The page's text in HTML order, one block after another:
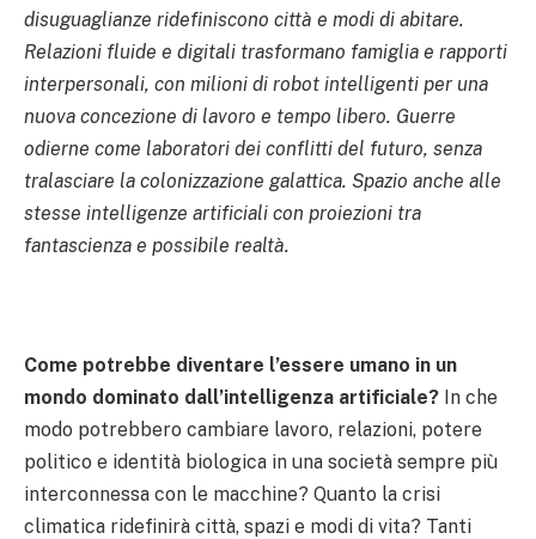
disuguaglianze ridefiniscono città e modi di abitare.
Relazioni fluide e digitali trasformano famiglia e rapporti
interpersonali, con milioni di robot intelligenti per una
nuova concezione di lavoro e tempo libero. Guerre
odierne come laboratori dei conflitti del futuro, senza
tralasciare la colonizzazione galattica. Spazio anche alle
stesse intelligenze artificiali con proiezioni tra
fantascienza e possibile realtà.
Come potrebbe diventare l’essere umano in un
mondo dominato dall’intelligenza artificiale? In che
modo potrebbero cambiare lavoro, relazioni, potere
politico e identità biologica in una società sempre più
interconnessa con le macchine? Quanto la crisi
climatica ridefinirà città, spazi e modi di vita? Tanti